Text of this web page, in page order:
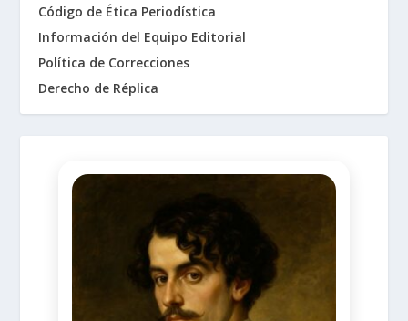
Código de Ética Periodística
Información del Equipo Editorial
Política de Correcciones
Derecho de Réplica